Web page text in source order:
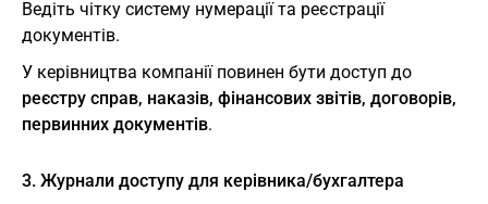
Ведіть чітку систему нумерації та реєстрації
документів.
У керівництва компанії повинен бути доступ до
реєстру справ, наказів, фінансових звітів, договорів,
первинних документів.
3. Журнали доступу для керівника/бухгалтера